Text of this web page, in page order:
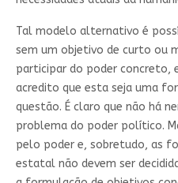
Tal modelo alternativo é
sem um objetivo de curto ou
participar do poder concreto,
acredito que esta seja uma
questão. É claro que não há
problema do poder político.
pelo poder e, sobretudo, as
estatal não devem ser